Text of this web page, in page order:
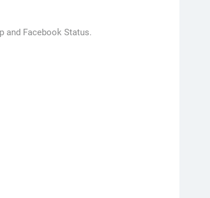
and Facebook Status.